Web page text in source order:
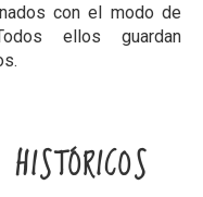
con el modo de
ellos guardan